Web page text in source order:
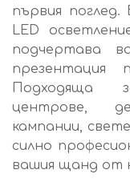
първия
LED
подчертава
презентация
Подходяща
центрове,
кампании,
силно
вашия щанд от